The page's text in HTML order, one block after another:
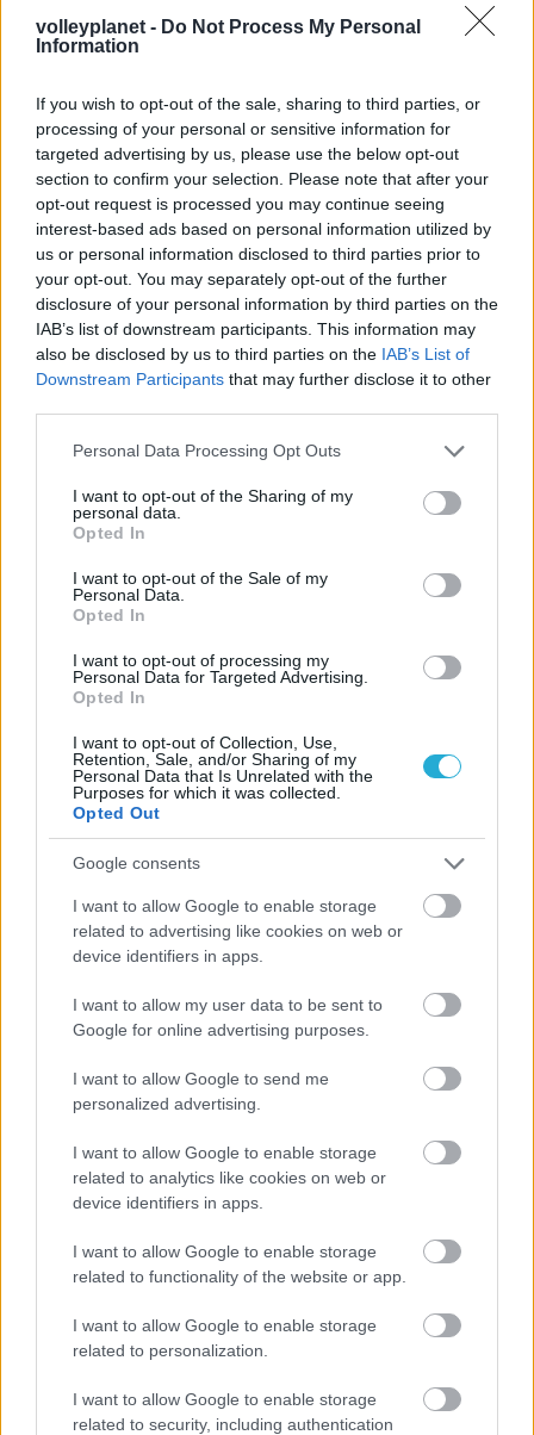
volleyplanet - Do Not Process My Personal
Information
If you wish to opt-out of the sale, sharing to third parties, or
processing of your personal or sensitive information for
targeted advertising by us, please use the below opt-out
section to confirm your selection. Please note that after your
opt-out request is processed you may continue seeing
interest-based ads based on personal information utilized by
us or personal information disclosed to third parties prior to
your opt-out. You may separately opt-out of the further
disclosure of your personal information by third parties on the
IAB’s list of downstream participants. This information may
also be disclosed by us to third parties on the IAB’s List of
Downstream Participants that may further disclose it to other
Please note that this website/app uses one or more Google
not limited to your visit or usage behaviour. You may click to
grant or deny consent to Google and its third-party tags to
use your data for below specified purposes in below Google
consent section.
Personal Data Processing Opt Outs
I want to opt-out of the Sharing of my
personal data.
Opted In
I want to opt-out of the Sale of my
Personal Data.
Opted In
I want to opt-out of processing my
Personal Data for Targeted Advertising.
Opted In
I want to opt-out of Collection, Use,
Retention, Sale, and/or Sharing of my
Personal Data that Is Unrelated with the
Purposes for which it was collected.
Opted Out
Google consents
I want to allow Google to enable storage
related to advertising like cookies on web or
device identifiers in apps.
I want to allow my user data to be sent to
Google for online advertising purposes.
I want to allow Google to send me
personalized advertising.
I want to allow Google to enable storage
related to analytics like cookies on web or
device identifiers in apps.
I want to allow Google to enable storage
related to functionality of the website or app.
I want to allow Google to enable storage
related to personalization.
I want to allow Google to enable storage
related to security, including authentication
ιστορία
ΗΛΙΑΣ ΠΑΠΑΪΩΑΝΝΟΥ
08/03/2026
Αναγνώριση και σεβασμός
οι σημαντικότερες νίκες του
Α.Ο. Θήρας
Aκολουθήστε μας
παντού…